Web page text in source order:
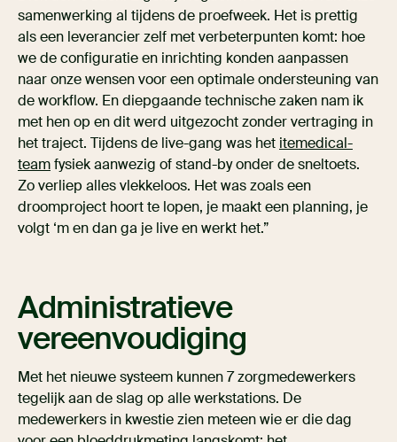
samenwerking al tijdens de proefweek. Het is prettig
als een leverancier zelf met verbeterpunten komt: hoe
we de configuratie en inrichting konden aanpassen
naar onze wensen voor een optimale ondersteuning van
de workflow. En diepgaande technische zaken nam ik
met hen op en dit werd uitgezocht zonder vertraging in
het traject. Tijdens de live-gang was het itemedical-
teamfysiek aanwezig of stand-by onder de sneltoets.
Zo verliep alles vlekkeloos. Het was zoals een
droomproject hoort te lopen, je maakt een planning, je
volgt ‘m en dan ga je live en werkt het.”
Administratieve
vereenvoudiging
Met het nieuwe systeem kunnen 7 zorgmedewerkers
tegelijk aan de slag op alle werkstations. De
medewerkers in kwestie zien meteen wie er die dag